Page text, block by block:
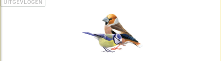
UITGEVLOGEN